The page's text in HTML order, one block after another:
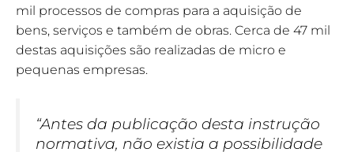
mil processos de compras para a aquisição de
bens, serviços e também de obras. Cerca de 47 mil
destas aquisições são realizadas de micro e
pequenas empresas.
“Antes da publicação desta instrução
normativa, não existia a possibilidade